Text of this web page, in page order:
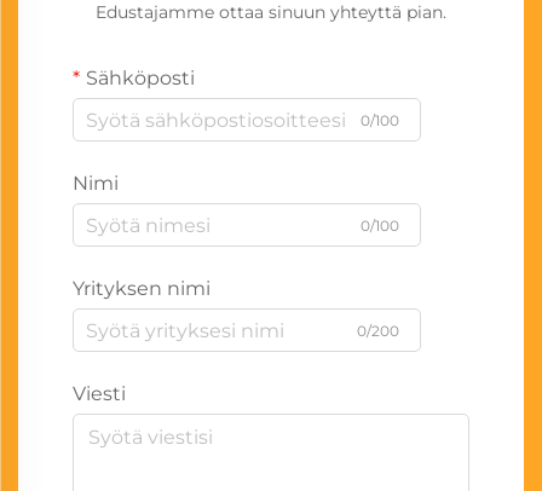
Edustajamme ottaa sinuun yhteyttä pian.
Sähköposti
0/100
Nimi
0/100
Yrityksen nimi
0/200
Viesti